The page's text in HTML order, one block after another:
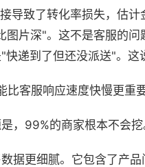
导致了转化率损失，估计
片深"。这不是客服的问
递到了但还没派送"。这
客服响应速度快慢更重要
，99%的商家根本不会挖
据更细腻。它包含了产